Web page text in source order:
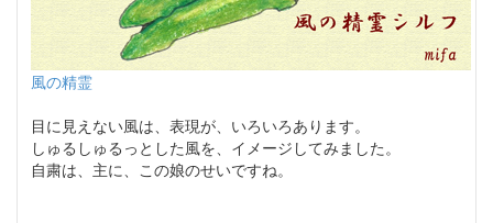
風の精霊
目に見えない風は、表現が、いろいろあります。
しゅるしゅるっとした風を、イメージしてみました。
自粛は、主に、この娘のせいですね。